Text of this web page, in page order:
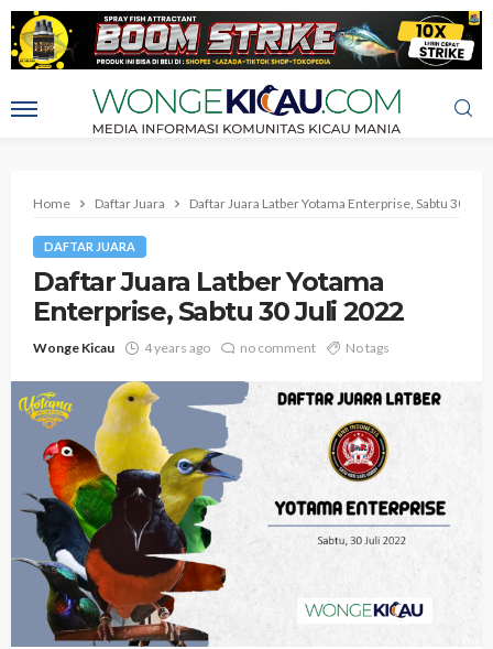
Home Daftar Juara Daftar Juara Latber Yotama Enterprise, Sabtu 30 Juli
DAFTAR JUARA
Daftar Juara Latber Yotama
Enterprise, Sabtu 30 Juli 2022
Wonge Kicau 4 years ago no comment No tags